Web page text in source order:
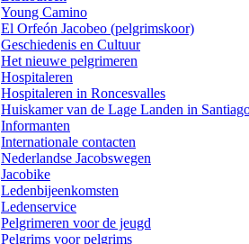
Young Camino
El Orfeón Jacobeo (pelgrimskoor)
Geschiedenis en Cultuur
Het nieuwe pelgrimeren
Hospitaleren
Hospitaleren in Roncesvalles
Huiskamer van de Lage Landen in
Informanten
Internationale contacten
Nederlandse Jacobswegen
Jacobike
Ledenbijeenkomsten
Ledenservice
Pelgrimeren voor de jeugd
Pelgrims voor pelgrims